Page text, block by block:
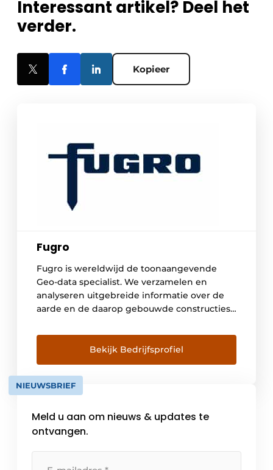
Interessant artikel? Deel het
verder.
Kopieer
Fugro
Fugro is wereldwijd de toonaangevende
Geo-data specialist. We verzamelen en
analyseren uitgebreide informatie over de
aarde en de daarop gebouwde constructies.
en advies, maken we met Geo-data
inzichtelijk wat nodig is om onze klanten te
helpen hun assets op een veilige, duurzame
en efficiënte manier te ontwerpen, bouwen
en exploiteren. We […]
Bekijk Bedrijfsprofiel
NIEUWSBRIEF
Meld u aan om nieuws & updates te
ontvangen.